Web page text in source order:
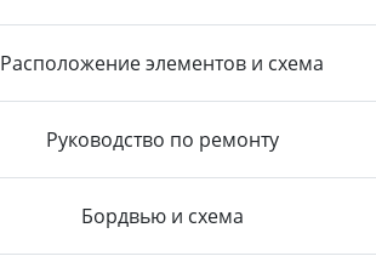
Расположение элементов и схема
Руководство по ремонту
Бордвью и схема